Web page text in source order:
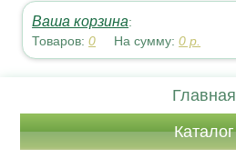
Ваша корзина:
Товаров:0 На сумму:0 р.
Главная
Каталог